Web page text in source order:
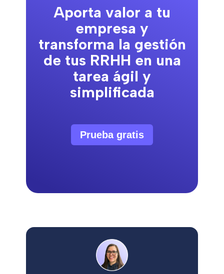
Aporta valor a tu
empresa y
transforma la gestión
de tus RRHH en una
tarea ágil y
simplificada
Prueba gratis